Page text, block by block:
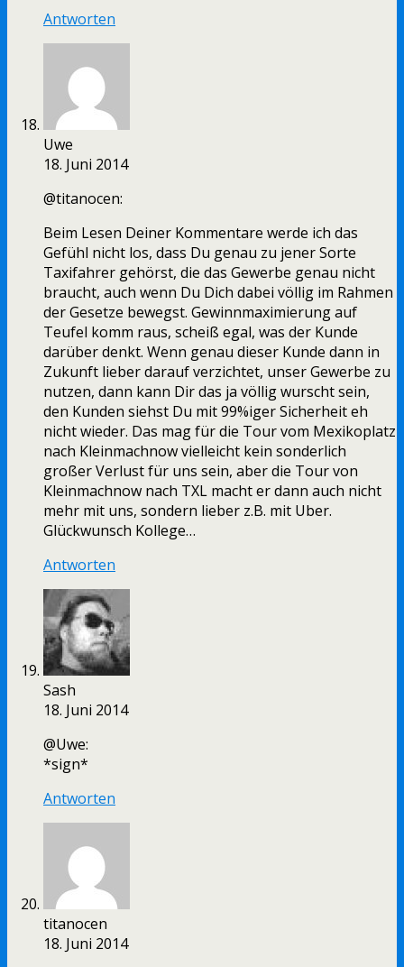
Antworten
Uwe
18. Juni 2014
@titanocen:
Beim Lesen Deiner Kommentare werde ich das
Gefühl nicht los, dass Du genau zu jener Sorte
Taxifahrer gehörst, die das Gewerbe genau nicht
braucht, auch wenn Du Dich dabei völlig im Rahmen
der Gesetze bewegst. Gewinnmaximierung auf
Teufel komm raus, scheiß egal, was der Kunde
darüber denkt. Wenn genau dieser Kunde dann in
Zukunft lieber darauf verzichtet, unser Gewerbe zu
nutzen, dann kann Dir das ja völlig wurscht sein,
den Kunden siehst Du mit 99%iger Sicherheit eh
nicht wieder. Das mag für die Tour vom Mexikoplatz
nach Kleinmachnow vielleicht kein sonderlich
großer Verlust für uns sein, aber die Tour von
Kleinmachnow nach TXL macht er dann auch nicht
mehr mit uns, sondern lieber z.B. mit Uber.
Glückwunsch Kollege…
Antworten
Sash
18. Juni 2014
@Uwe:
*sign*
Antworten
titanocen
18. Juni 2014